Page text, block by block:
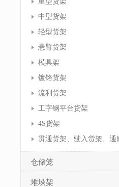
中型货架
轻型货架
悬臂货架
模具架
镀铬货架
流利货架
工字钢平台货架
4S货架
仓储笼
堆垛架